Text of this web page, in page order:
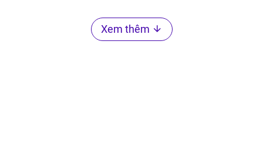
Xem thêm